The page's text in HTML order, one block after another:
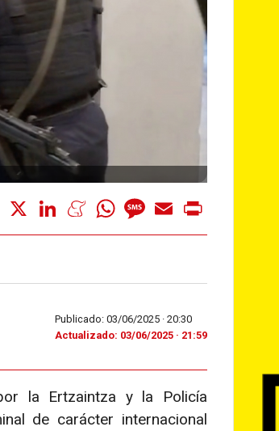
Facebook LinkedInMeneameWhatsAppMessage
Email
Publicado: 03/06/2025 · 20:30
Actualizado: 03/06/2025 · 21:59
la Ertzaintza y la Policía
de carácter internacional